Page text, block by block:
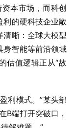
本市场，而科创
利的硬科技企业敞
清晰：全球大模型
身智能等前沿领域
估值逻辑正从“故
利模式。”某头部
B端打开突破口，